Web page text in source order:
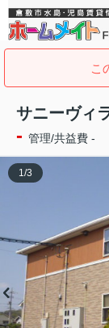
こ
サニーヴィ
- 管理/共益費 -
1/3